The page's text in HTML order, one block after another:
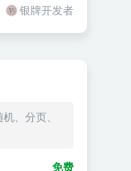
银牌开发者
、分页、
免费